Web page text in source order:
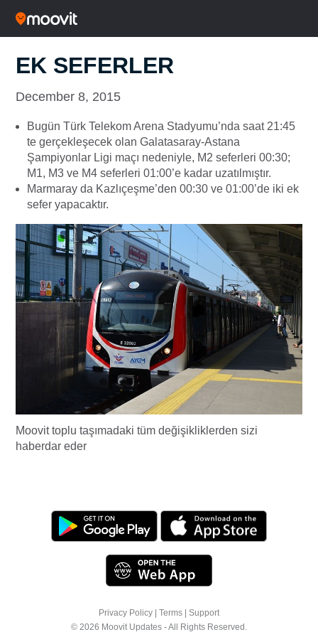
EK SEFERLER
December 8, 2015
Bugün Türk Telekom Arena Stadyumu’nda saat 21:45
te gerçekleşecek olan Galatasaray-Astana
Şampiyonlar Ligi maçı nedeniyle, M2 seferleri 00:30;
M1, M3 ve M4 seferleri 01:00’e kadar uzatılmıştır.
Marmaray da Kazlıçeşme’den 00:30 ve 01:00’de iki ek
sefer yapacaktır.
Moovit toplu taşımadaki tüm değişikliklerden sizi
haberdar eder
Privacy Policy | Terms | Support
© 2026 Moovit Updates - All Rights Reserved.